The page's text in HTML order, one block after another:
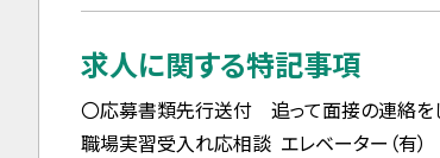
求人に関する特記事項
〇応募書類先行送付 追って面接の連絡
職場実習受入れ応相談 エレベーター（有）